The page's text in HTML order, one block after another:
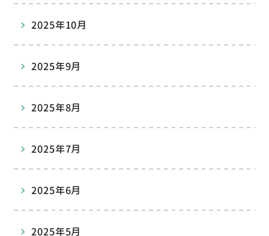
2025年10月
2025年9月
2025年8月
2025年7月
2025年6月
2025年5月